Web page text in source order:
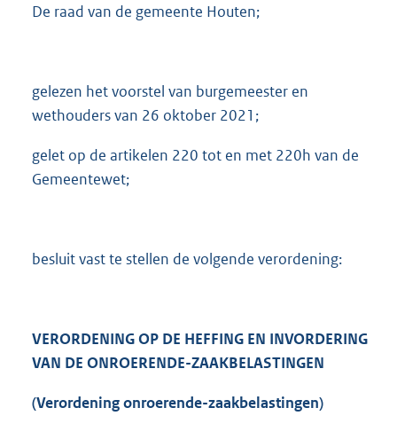
4
De raad van de gemeente Houten;
gelezen het voorstel van burgemeester en
wethouders van 26 oktober 2021;
gelet op de artikelen 220 tot en met 220h van de
Gemeentewet;
besluit vast te stellen de volgende verordening:
VERORDENING OP DE HEFFING EN INVORDERING
VAN DE ONROERENDE-ZAAKBELASTINGEN
(Verordening onroerende-zaakbelastingen)